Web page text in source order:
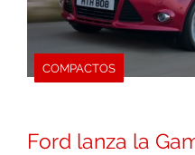
COMPACTOS
Ford lanza la